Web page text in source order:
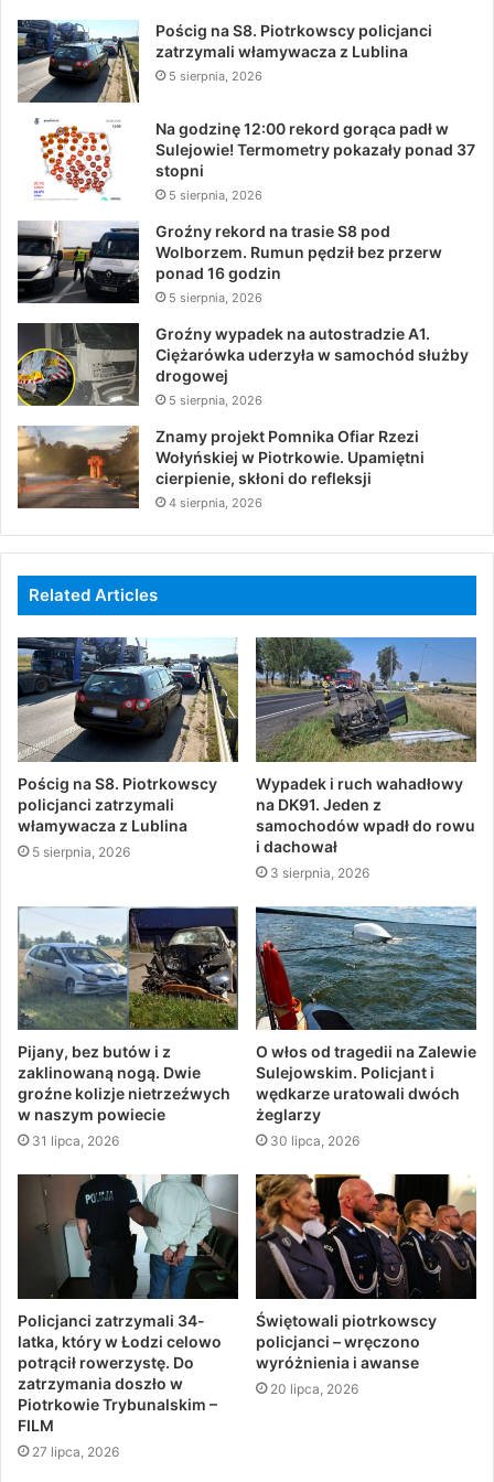
Pościg na S8. Piotrkowscy policjanci
zatrzymali włamywacza z Lublina
5 sierpnia, 2026
Na godzinę 12:00 rekord gorąca padł w
Sulejowie! Termometry pokazały ponad 37
stopni
5 sierpnia, 2026
Groźny rekord na trasie S8 pod
Wolborzem. Rumun pędził bez przerw
ponad 16 godzin
5 sierpnia, 2026
Groźny wypadek na autostradzie A1.
Ciężarówka uderzyła w samochód służby
drogowej
5 sierpnia, 2026
Znamy projekt Pomnika Ofiar Rzezi
Wołyńskiej w Piotrkowie. Upamiętni
cierpienie, skłoni do refleksji
4 sierpnia, 2026
Related Articles
Pościg na S8. Piotrkowscy
policjanci zatrzymali
włamywacza z Lublina
5 sierpnia, 2026
Wypadek i ruch wahadłowy
na DK91. Jeden z
samochodów wpadł do rowu
i dachował
3 sierpnia, 2026
Pijany, bez butów i z
zaklinowaną nogą. Dwie
groźne kolizje nietrzeźwych
w naszym powiecie
31 lipca, 2026
O włos od tragedii na Zalewie
Sulejowskim. Policjant i
wędkarze uratowali dwóch
żeglarzy
30 lipca, 2026
Policjanci zatrzymali 34-
latka, który w Łodzi celowo
potrącił rowerzystę. Do
zatrzymania doszło w
Piotrkowie Trybunalskim –
FILM
27 lipca, 2026
Świętowali piotrkowscy
policjanci – wręczono
wyróżnienia i awanse
20 lipca, 2026